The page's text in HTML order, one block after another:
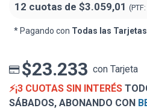
12 cuotas de $3.059,01 (PTF:
* Pagando con Todas las
$23.233 con Tarjeta
⚡¡3 CUOTAS SIN INTERÉS
SÁBADOS, ABONANDO CON